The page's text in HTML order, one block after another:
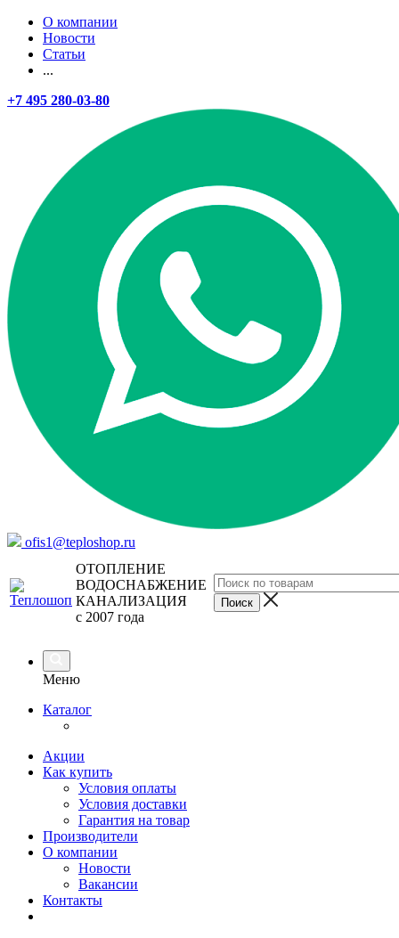
О компании
Новости
Статьи
...
+7 495 280-03-80
ofis1@teploshop.ru
ОТОПЛЕНИЕ
ВОДОСНАБЖЕНИЕ
КАНАЛИЗАЦИЯ
с 2007 года
Меню
Каталог
Акции
Как купить
Условия оплаты
Условия доставки
Гарантия на товар
Производители
О компании
Новости
Вакансии
Контакты